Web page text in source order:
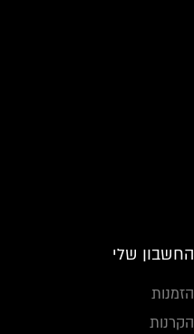
החשבון שלי
הזמנות
הקרנות